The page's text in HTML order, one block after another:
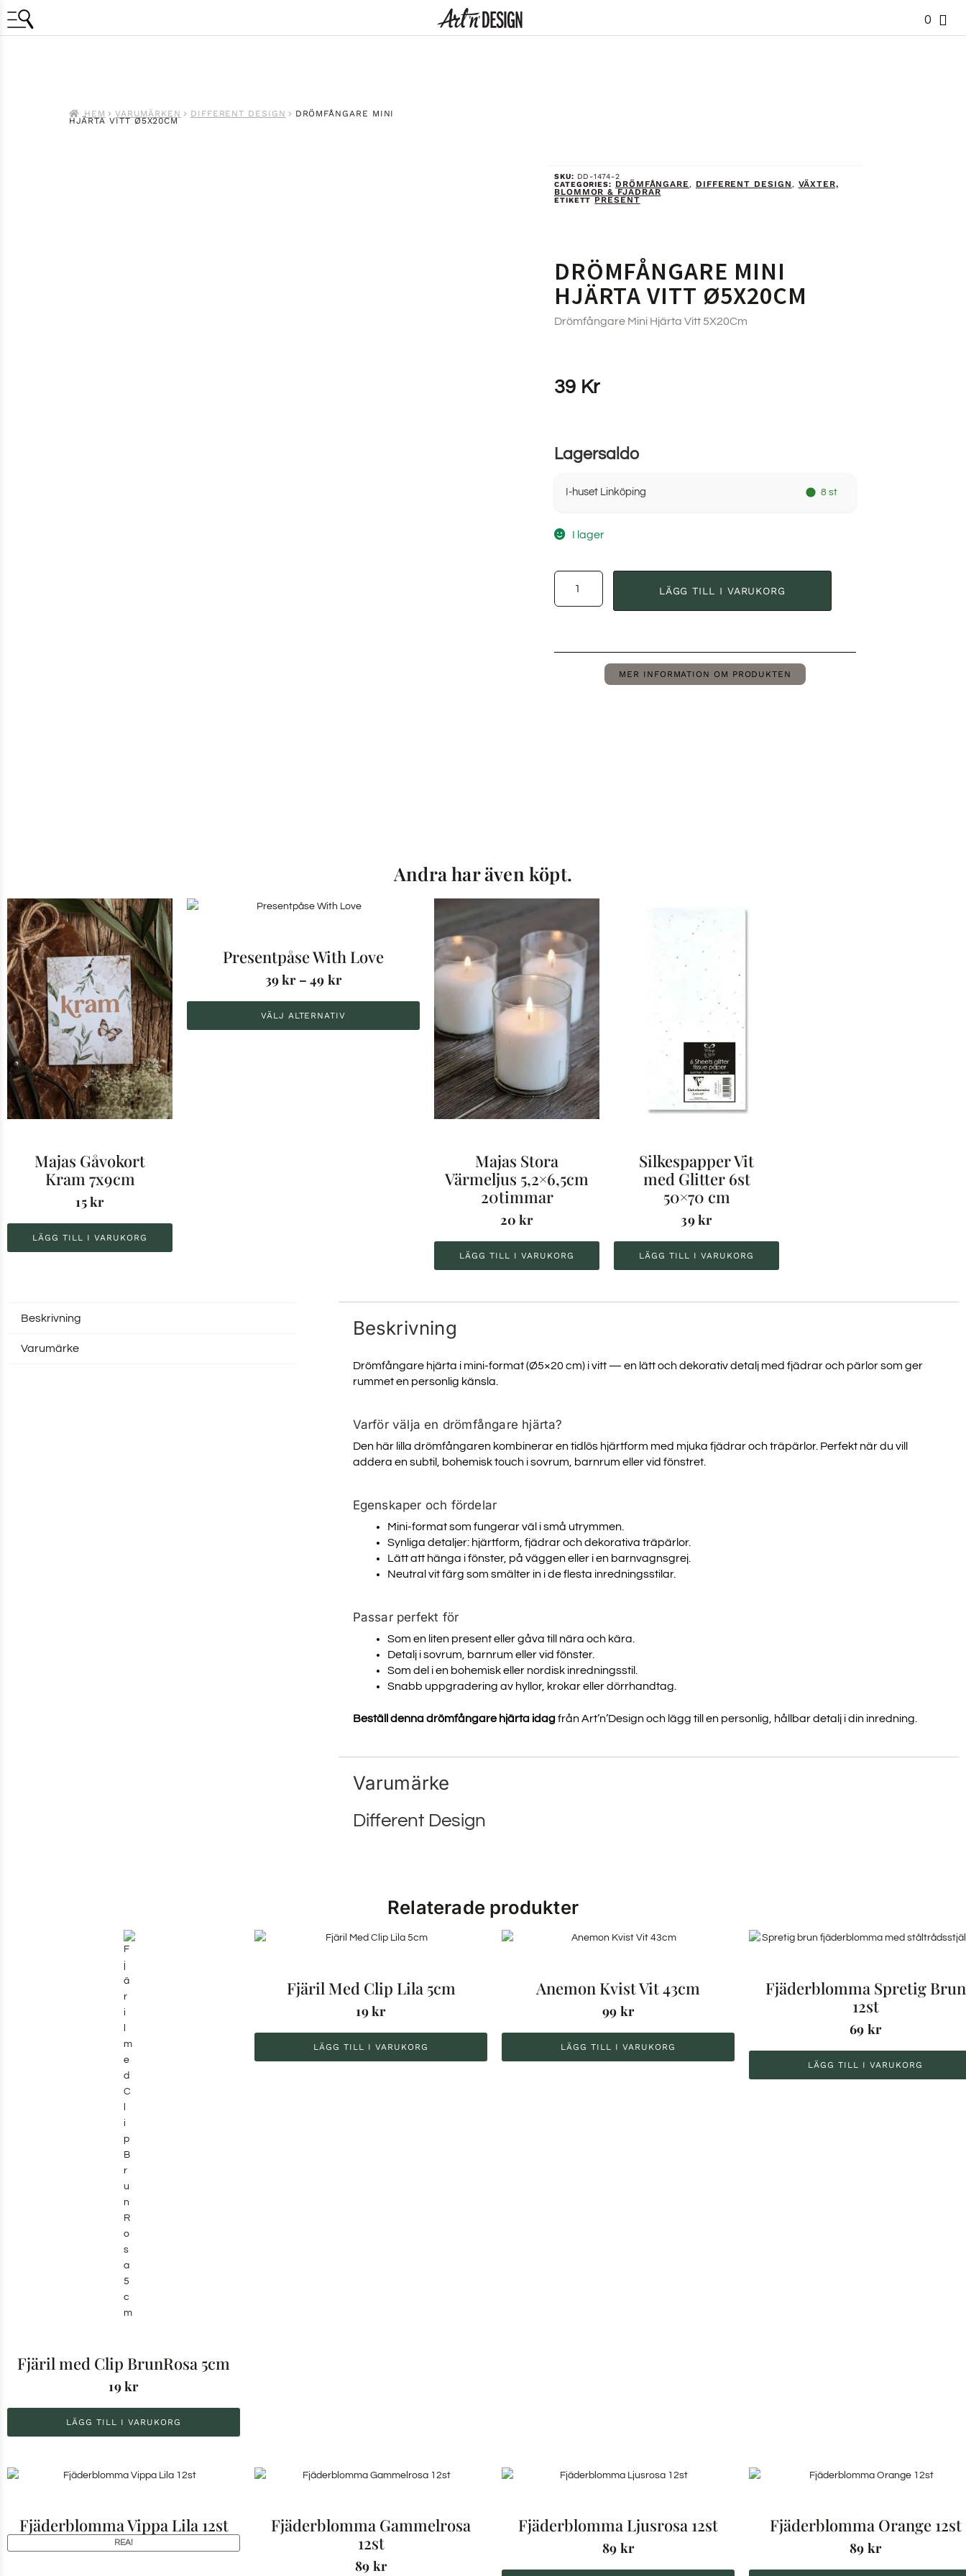
0
HEM VARUMÄRKEN DIFFERENT DESIGN DRÖMFÅNGARE MINI
HJÄRTA VITT Ø5X20CM
SKU: DD-1474-2
CATEGORIES: DRÖMFÅNGARE, DIFFERENT DESIGN, VÄXTER,
BLOMMOR & FJÄDRAR
ETIKETT PRESENT
DRÖMFÅNGARE MINI
HJÄRTA VITT Ø5X20CM
Drömfångare Mini Hjärta Vitt 5X20Cm
39 Kr
Lagersaldo
I-huset Linköping 8 st
I lager
LÄGG TILL I VARUKORG
MER INFORMATION OM PRODUKTEN
Andra har även köpt.
Majas Gåvokort
Kram 7x9cm
15kr
LÄGG TILL I VARUKORG
Presentpåse With Love
39kr – 49 kr
VÄLJ ALTERNATIV
Majas Stora
Värmeljus 5,2×6,5cm
20timmar
20kr
LÄGG TILL I VARUKORG
Silkespapper Vit
med Glitter 6st
50×70 cm
39kr
LÄGG TILL I VARUKORG
Beskrivning
Varumärke
Beskrivning
Drömfångare hjärta i mini-format (Ø5×20 cm) i vitt — en lätt och dekorativ detalj med fjädrar och pärlor som ger
rummet en personlig känsla.
Varför välja en drömfångare hjärta?
Den här lilla drömfångaren kombinerar en tidlös hjärtform med mjuka fjädrar och träpärlor. Perfekt när du vill
addera en subtil, bohemisk touch i sovrum, barnrum eller vid fönstret.
Egenskaper och fördelar
Mini-format som fungerar väl i små utrymmen.
Synliga detaljer: hjärtform, fjädrar och dekorativa träpärlor.
Lätt att hänga i fönster, på väggen eller i en barnvagnsgrej.
Neutral vit färg som smälter in i de flesta inredningsstilar.
Passar perfekt för
Som en liten present eller gåva till nära och kära.
Detalj i sovrum, barnrum eller vid fönster.
Som del i en bohemisk eller nordisk inredningsstil.
Snabb uppgradering av hyllor, krokar eller dörrhandtag.
Beställ denna drömfångare hjärta idagfrån Art’n’Design och lägg till en personlig, hållbar detalj i din inredning.
Varumärke
Different Design
Relaterade produkter
Fjäril med Clip BrunRosa 5cm
19kr
LÄGG TILL I VARUKORG
Fjäril Med Clip Lila 5cm
19kr
LÄGG TILL I VARUKORG
Anemon Kvist Vit 43cm
99 kr
LÄGG TILL I VARUKORG
Fjäderblomma Spretig Brun
12st
69 kr
LÄGG TILL I VARUKORG
Fjäderblomma Vippa Lila 12st
REA!
Fjäderblomma Gammelrosa
12st
89 kr
Fjäderblomma Ljusrosa 12st
89 kr
Fjäderblomma Orange 12st
89 kr